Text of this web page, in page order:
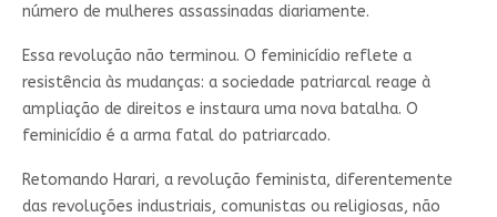
número de mulheres assassinadas diariamente.
Essa revolução não terminou. O feminicídio reflete a
resistência às mudanças: a sociedade patriarcal reage à
ampliação de direitos e instaura uma nova batalha. O
feminicídio é a arma fatal do patriarcado.
Retomando Harari, a revolução feminista, diferentemente
das revoluções industriais, comunistas ou religiosas, não